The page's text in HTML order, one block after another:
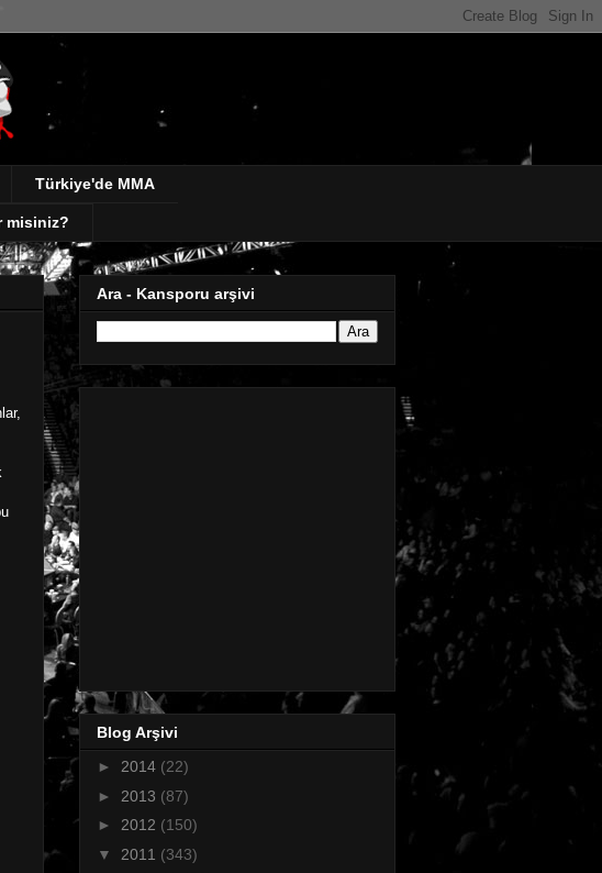
Türkiye'de MMA
misiniz?
Ara - Kansporu arşivi
Blog Arşivi
► 2014 (22)
► 2013 (87)
► 2012 (150)
▼ 2011 (343)